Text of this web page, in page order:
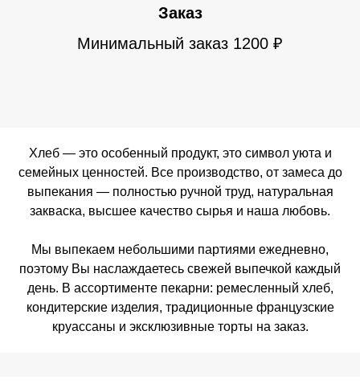
Заказ
Минимальный заказ 1200 ₽
Хлеб — это особенный продукт, это символ уюта и
семейных ценностей. Все производство, от замеса до
выпекания — полностью ручной труд, натуральная
закваска, высшее качество сырья и наша любовь.
Мы выпекаем небольшими партиями ежедневно,
поэтому Вы наслаждаетесь свежей выпечкой каждый
день. В ассортименте пекарни: ремесленный хлеб,
кондитерские изделия, традиционные французские
круассаны и эксклюзивные торты на заказ.